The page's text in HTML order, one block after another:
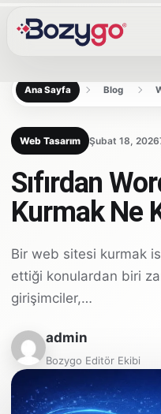
Ana Sayfa Blog
Web Tasarım Şubat 18, 2026
Sıfırdan
Kurmak Ne
Bir web sitesi kurmak
ettiği konulardan biri
girişimciler,…
admin
Bozygo Editör Ekibi